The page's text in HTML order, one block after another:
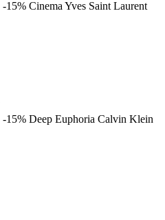
-15% Cinema Yves Saint Laurent
-15% Deep Euphoria Calvin Klein